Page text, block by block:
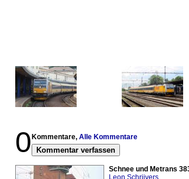
0 Kommentare, Alle Kommentare
Kommentar verfassen
Schnee und Metrans
Leon Schrijvers